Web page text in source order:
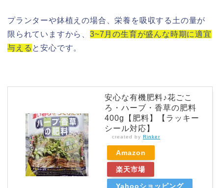
プランターや鉢植えの場合、栄養を吸収する土の量が
限られていますから、3~7月の生育が盛んな時期に適宜
与える と安心です。
安心な有機肥料♪花ごこ
ろ・ハーブ・香草の肥料
400g【肥料】【ラッキー
シール対応】
created by Rinker
Amazon
楽天市場
Yahooショッピング